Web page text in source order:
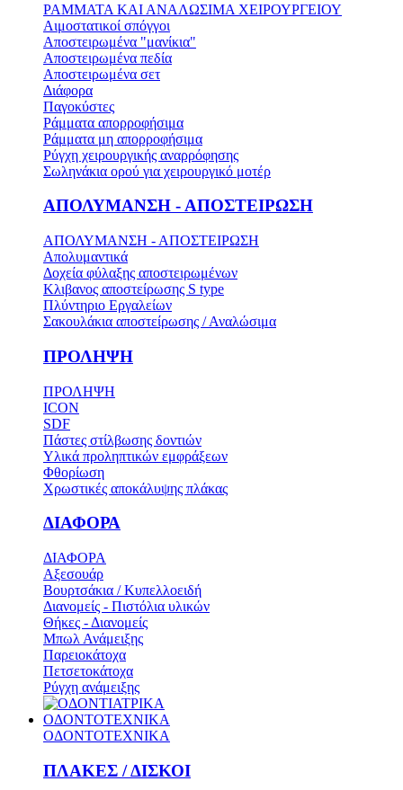
ΡΑΜΜΑΤΑ ΚΑΙ ΑΝΑΛΩΣΙΜΑ ΧΕΙΡΟΥΡΓΕΙΟΥ
Αιμοστατικοί σπόγγοι
Αποστειρωμένα "μανίκια"
Αποστειρωμένα πεδία
Αποστειρωμένα σετ
Διάφορα
Παγοκύστες
Ράμματα απορροφήσιμα
Ράμματα μη απορροφήσιμα
Ρύγχη χειρουργικής αναρρόφησης
Σωληνάκια ορού για χειρουργικό μοτέρ
ΑΠΟΛΥΜΑΝΣΗ - ΑΠΟΣΤΕΙΡΩΣΗ
ΑΠΟΛΥΜΑΝΣΗ - ΑΠΟΣΤΕΙΡΩΣΗ
Απολυμαντικά
Δοχεία φύλαξης αποστειρωμένων
Κλιβανος αποστείρωσης S type
Πλύντηριο Εργαλείων
Σακουλάκια αποστείρωσης / Αναλώσιμα
ΠΡΟΛΗΨΗ
ΠΡΟΛΗΨΗ
ICON
SDF
Πάστες στίλβωσης δοντιών
Υλικά προληπτικών εμφράξεων
Φθορίωση
Χρωστικές αποκάλυψης πλάκας
ΔΙΑΦΟΡΑ
ΔΙΑΦΟΡΑ
Αξεσουάρ
Βουρτσάκια / Κυπελλοειδή
Διανομείς - Πιστόλια υλικών
Θήκες - Διανομείς
Μπωλ Ανάμειξης
Παρειοκάτοχα
Πετσετοκάτοχα
Ρύγχη ανάμειξης
ΟΔΟΝΤΟΤΕΧΝΙΚΑ
ΟΔΟΝΤΟΤΕΧΝΙΚΑ
ΠΛΑΚΕΣ / ΔΙΣΚΟΙ